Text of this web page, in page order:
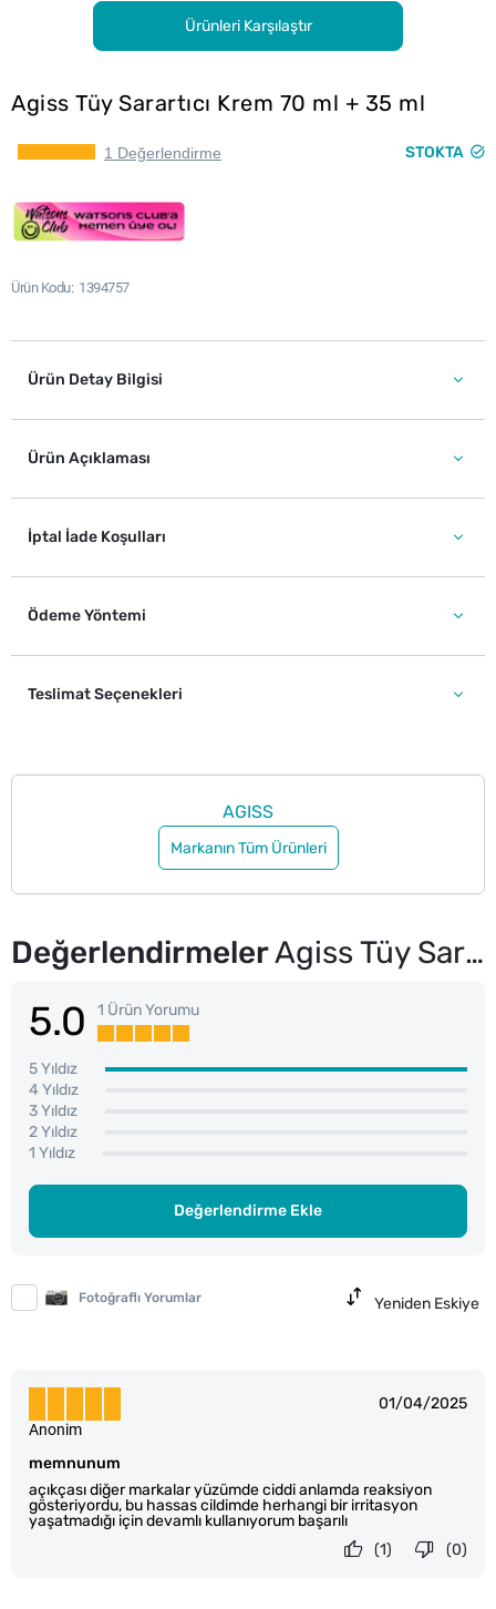
Ürünleri Karşılaştır
Agiss Tüy Sarartıcı Krem 70 ml + 35 ml
1 Değerlendirme STOKTA
Ürün Kodu 1394757
Ürün Detay Bilgisi
Ürün Açıklaması
İptal İade Koşulları
Ödeme Yöntemi
Teslimat Seçenekleri
AGISS
Markanın Tüm Ürünleri
DeğerlendirmelerAgiss Tüy Sarartıcı Krem 70 ml + 35 ml
5.0 1 Ürün Yorumu
5 Yıldız
4 Yıldız
3 Yıldız
2 Yıldız
1 Yıldız
Değerlendirme Ekle
Fotoğraflı Yorumlar Yeniden Eskiye
01/04/2025
memnunum
açıkçası diğer markalar yüzümde ciddi anlamda reaksiyon
gösteriyordu, bu hassas cildimde herhangi bir irritasyon
yaşatmadığı için devamlı kullanıyorum başarılı
Anonim
(0)
(1)